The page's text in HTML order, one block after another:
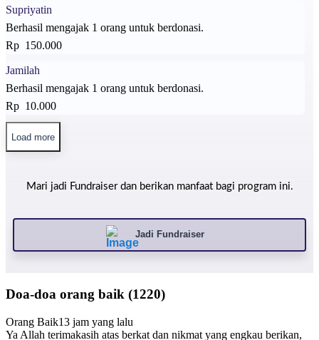
Supriyatin
Berhasil mengajak 1 orang untuk berdonasi.
Rp 150.000
Jamilah
Berhasil mengajak 1 orang untuk berdonasi.
Rp 10.000
Load more
Mari jadi Fundraiser dan berikan manfaat bagi program ini.
Jadi Fundraiser
Doa-doa orang baik (1220)
Orang Baik13 jam yang lalu
Ya Allah terimakasih atas berkat dan nikmat yang engkau berikan,